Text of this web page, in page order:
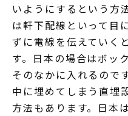
いようにするという方
は軒下配線といって目
ずに電線を伝えていく
す。日本の場合はボッ
そのなかに入れるので
中に埋めてしまう直埋
方法もあります。日本